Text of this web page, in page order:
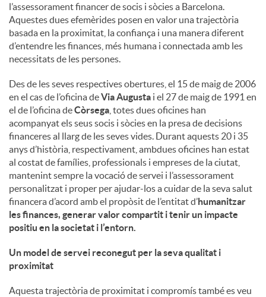
n
g
u
t
s
l’assessorament financer de socis i sòcies a Barcelona.
Aquestes dues efemèrides posen en valor una trajectòria
basada en la proximitat, la confiança i una manera diferent
d’entendre les finances, més humana i connectada amb les
necessitats de les persones.
Des de les seves respectives obertures, el 15 de maig de 2006
en el cas de l’oficina deVia Augusta i el 27 de maig de 1991 en
el de l’oficina deCòrsega , totes dues oficines han
acompanyat els seus socis i sòcies en la presa de decisions
financeres al llarg de les seves vides. Durant aquests 20 i 35
anys d’història, respectivament, ambdues oficines han estat
al costat de famílies, professionals i empreses de la ciutat,
mantenint sempre la vocació de servei i l’assessorament
personalitzat i proper per ajudar-los a cuidar de la seva salut
financera d’acord amb el propòsit de l’entitat d’humanitzar
les finances, generar valor compartit i tenir un impacte
positiu en la societat i l’entorn.
Un model de servei reconegut per la seva qualitat i
proximitat
Aquesta trajectòria de proximitat i compromís també es veu